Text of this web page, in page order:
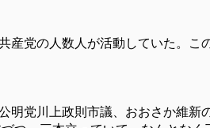
党の人数人が活動していた。こ
明党川上政則市議、おおさか維